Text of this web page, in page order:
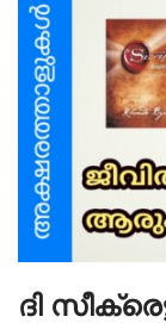
ദി